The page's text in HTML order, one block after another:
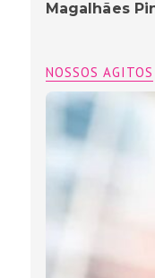
Magalhães
NOSSOS AGITOS